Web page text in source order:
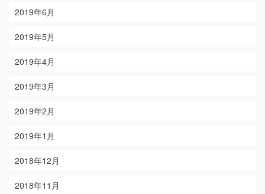
2019年6月
2019年5月
2019年4月
2019年3月
2019年2月
2019年1月
2018年12月
2018年11月